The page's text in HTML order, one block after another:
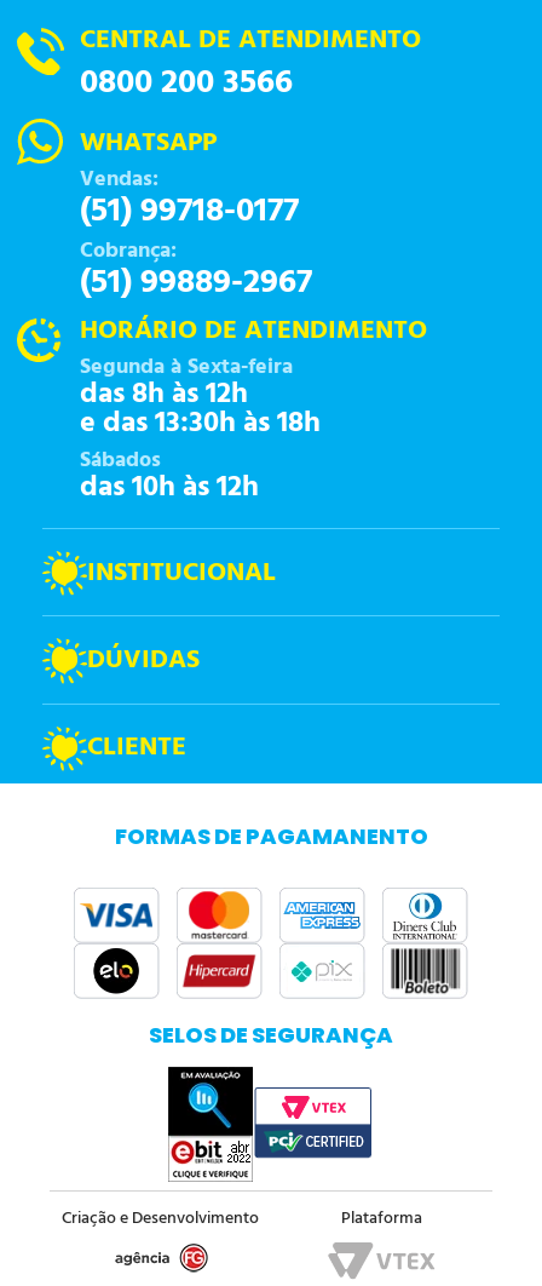
CENTRAL DE ATENDIMENTO
0800 200 3566
WHATSAPP
Vendas:
(51) 99718-0177
Cobrança:
(51) 99889-2967
HORÁRIO DE ATENDIMENTO
Segunda à Sexta-feira
das 8h às 12h
e das 13:30h às 18h
Sábados
das 10h às 12h
INSTITUCIONAL
DÚVIDAS
CLIENTE
FORMAS DE PAGAMANENTO
SELOS DE SEGURANÇA
Criação e Desenvolvimento Plataforma